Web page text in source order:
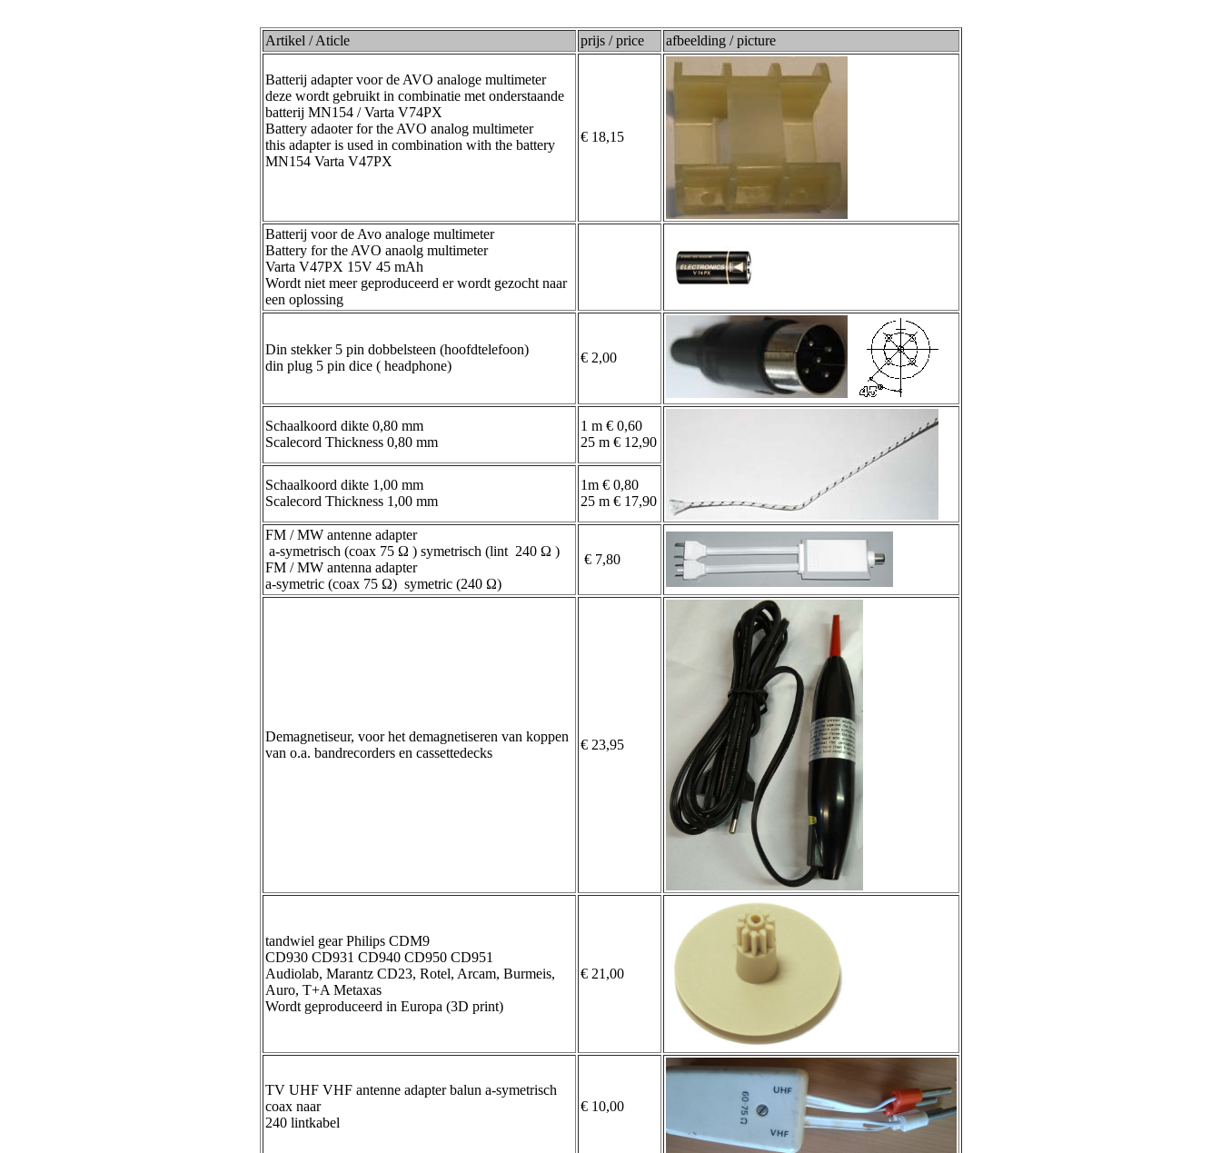
Artikel / Aticle prijs / price afbeelding / picture
Batterij adapter voor de AVO analoge multimeter
deze wordt gebruikt in combinatie met onderstaande
batterij MN154 / Varta V74PX
Battery adaoter for the AVO analog multimeter
this adapter is used in combination with the battery
MN154 Varta V47PX
€ 18,15
Batterij voor de Avo analoge multimeter
Battery for the AVO anaolg multimeter
Varta V47PX 15V 45 mAh
Wordt niet meer geproduceerd er wordt gezocht naar
een oplossing
Din stekker 5 pin dobbelsteen (hoofdtelefoon)
din plug 5 pin dice ( headphone)
€ 2,00
Schaalkoord dikte 0,80 mm
Scalecord Thickness 0,80 mm
1 m € 0,60
25 m € 12,90
Schaalkoord dikte 1,00 mm
Scalecord Thickness 1,00 mm
1m € 0,80
25 m € 17,90
FM / MW antenne adapter
a-symetrisch (coax 75 Ω ) symetrisch (lint 240 Ω )
FM / MW antenna adapter
a-symetric (coax 75 Ω) symetric (240 Ω)
€ 7,80
Demagnetiseur, voor het demagnetiseren van koppen
van o.a. bandrecorders en cassettedecks
€ 23,95
tandwiel gear Philips CDM9
CD930 CD931 CD940 CD950 CD951
Audiolab, Marantz CD23, Rotel, Arcam, Burmeis,
Auro, T+A Metaxas
Wordt geproduceerd in Europa (3D print)
€ 21,00
TV UHF VHF antenne adapter balun a-symetrisch
coax naar
240 lintkabel
€ 10,00